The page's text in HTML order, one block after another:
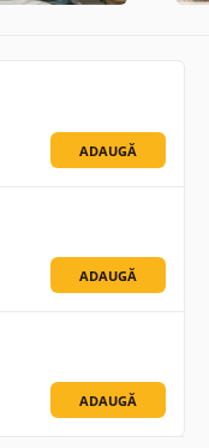
ADAUGĂ
ADAUGĂ
ADAUGĂ